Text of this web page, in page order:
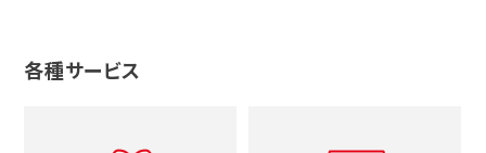
ティファニー
シャネル
メンズ時計
グッチ
十字架
各種サービス